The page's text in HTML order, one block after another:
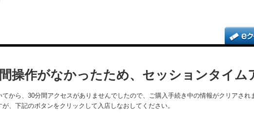
操作がなかったため、セッションタイム
てから、30分間アクセスがありませんでしたので、ご購入手続き中の情報がクリアされ
が、下記のボタンをクリックして入店しなおしてください。